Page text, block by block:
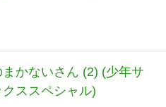
かないさん (2) (少年サ
ススペシャル)